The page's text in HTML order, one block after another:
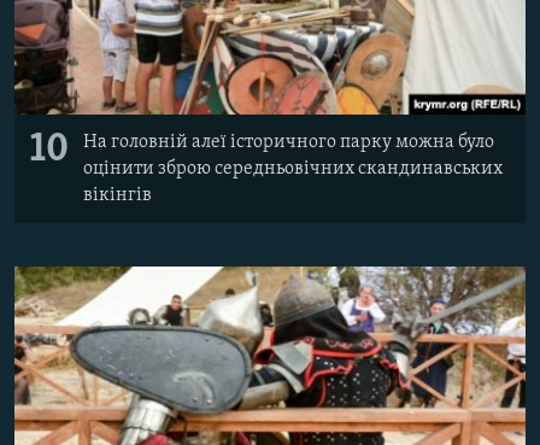
10
На головній алеї історичного парку можна було
оцінити зброю середньовічних скандинавських
вікінгів